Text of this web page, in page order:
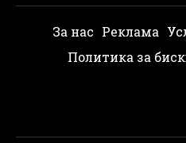
За нас Реклама
Политика за